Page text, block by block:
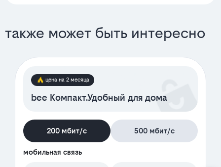
также может быть интересно
цена на 2 месяца
bee Компакт.Удобный для дома
200 мбит/с 500 мбит/с
мобильная связь